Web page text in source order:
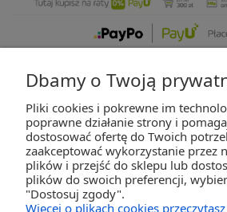
ZAKUPY
POMOC
Dbamy o Twoją
Pliki cookies i pokrewne im
poprawne działanie strony i
dostosować ofertę do Twoich
zaakceptować wykorzystanie przez
plików i przejść do sklepu lub
plików do swoich preferencji,
"Dostosuj zgody".
Więcej o plikach cookies